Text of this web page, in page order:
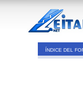
ÍNDICE DEL